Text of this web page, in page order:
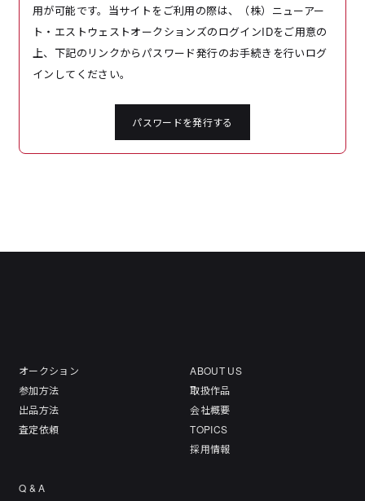
用が可能です。当サイトをご利用の際は、（株）ニューアー
ト・エストウェストオークションズのログインIDをご用意の
上、下記のリンクからパスワード発行のお手続きを行いログ
インしてください。
パスワードを発行する
オークション
参加方法
出品方法
査定依頼
ABOUT US
取扱作品
会社概要
TOPICS
採用情報
Q & A